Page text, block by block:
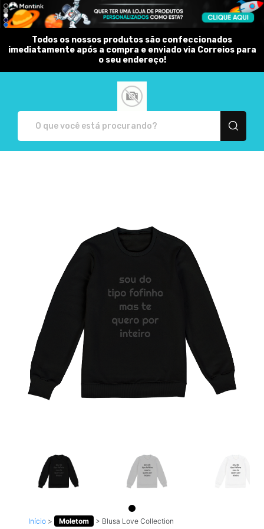
Todos os nossos produtos são confeccionados
imediatamente após a compra e enviado via Correios para
o seu endereço!
Início > Moletom > Blusa Love Collection